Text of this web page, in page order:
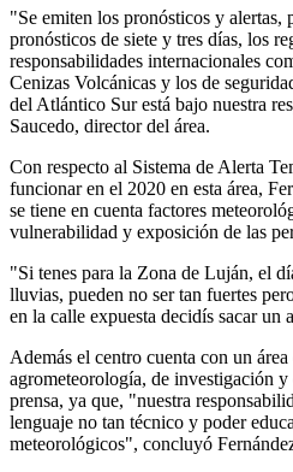
"Se emiten los pronósticos y alertas,
pronósticos de siete y tres días, los
responsabilidades internacionales
Cenizas Volcánicas y los de
del Atlántico Sur está bajo nuestra
Saucedo, director del área.
Con respecto al Sistema de Alerta
funcionar en el 2020 en esta área,
se tiene en cuenta factores
vulnerabilidad y exposición de las
"Si tenes para la Zona de Luján, el
lluvias, pueden no ser tan fuertes
en la calle expuesta decidís sacar un
Además el centro cuenta con un
agrometeorología, de investigación
prensa, ya que, "nuestra
lenguaje no tan técnico y poder
meteorológicos", concluyó